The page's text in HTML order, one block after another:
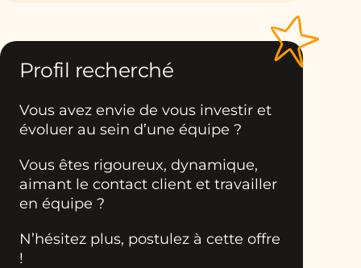
Profil recherché
Vous avez envie de vous investir et
évoluer au sein d’une équipe ?
Vous êtes rigoureux, dynamique,
aimant le contact client et travailler
en équipe ?
N’hésitez plus, postulez à cette offre
!